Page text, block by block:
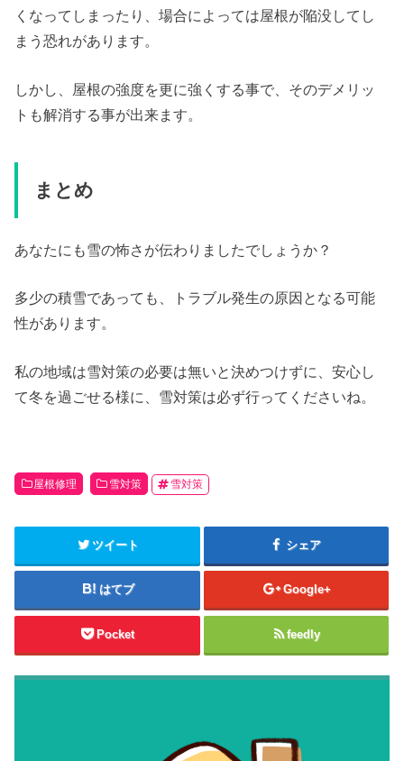
くなってしまったり、場合によっては屋根が陥没してし
まう恐れがあります。
しかし、屋根の強度を更に強くする事で、そのデメリッ
トも解消する事が出来ます。
まとめ
あなたにも雪の怖さが伝わりましたでしょうか？
多少の積雪であっても、トラブル発生の原因となる可能
性があります。
私の地域は雪対策の必要は無いと決めつけずに、安心し
て冬を過ごせる様に、雪対策は必ず行ってくださいね。
屋根修理 雪対策 雪対策
ツイート シェア
はてブ Google+
Pocket feedly